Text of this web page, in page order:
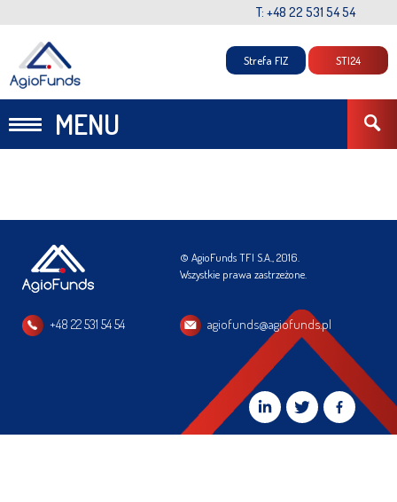
T: +48 22 531 54 54
MENU
Strefa FIZ STI24
© AgioFunds TFI S.A., 2016.
Wszystkie prawa zastrzeżone.
+48 22 531 54 54 agiofunds@agiofunds.pl